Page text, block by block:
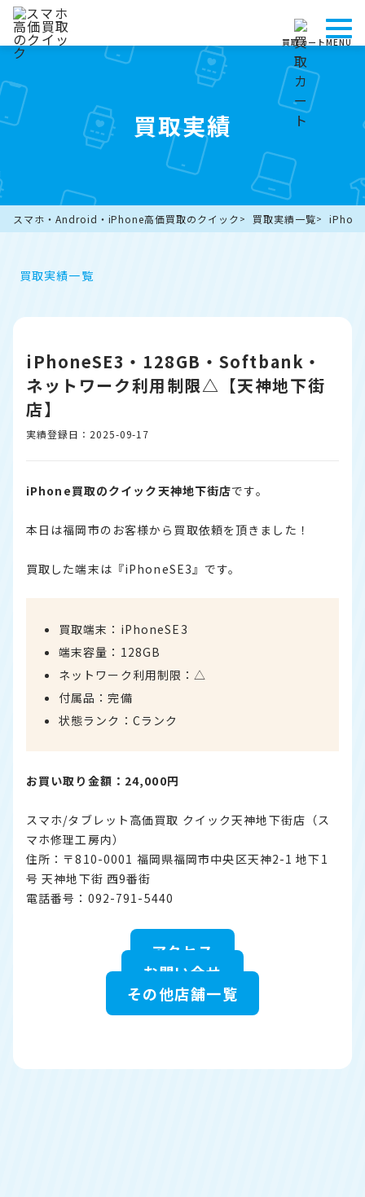
買取カートMENU
買取実績
スマホ・Android・iPhone高価買取のクイック 買取実績一覧
買取実績一覧
iPhoneSE3・128GB・Softbank・
ネットワーク利用制限△【天神地下街
店】
実績登録日：2025-09-17
iPhone買取のクイック天神地下街店です。
本日は福岡市のお客様から買取依頼を頂きました！
買取した端末は『iPhoneSE3』です。
買取端末：iPhoneSE3
端末容量：128GB
ネットワーク利用制限：△
付属品：完備
状態ランク：Cランク
お買い取り金額：24,000円
スマホ/タブレット高価買取 クイック天神地下街店（ス
マホ修理工房内）
住所：〒810-0001 福岡県福岡市中央区天神2-1 地下1
号 天神地下街 西9番街
電話番号：092-791-5440
アクセス
お問い合せ
その他店舗一覧